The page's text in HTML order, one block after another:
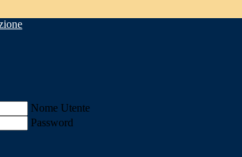
Nome Utente
Password